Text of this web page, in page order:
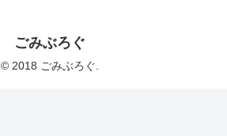
ごみぶろぐ
© 2018 ごみぶろぐ.